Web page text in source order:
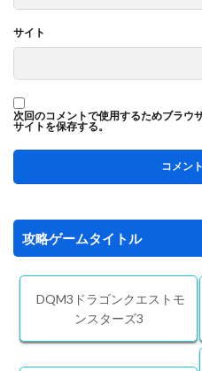
サイト
次回のコメントで使用するためブラウ
サイトを保存する。
攻略ゲームタイトル
DQM3ドラゴンクエストモ
ンスターズ3